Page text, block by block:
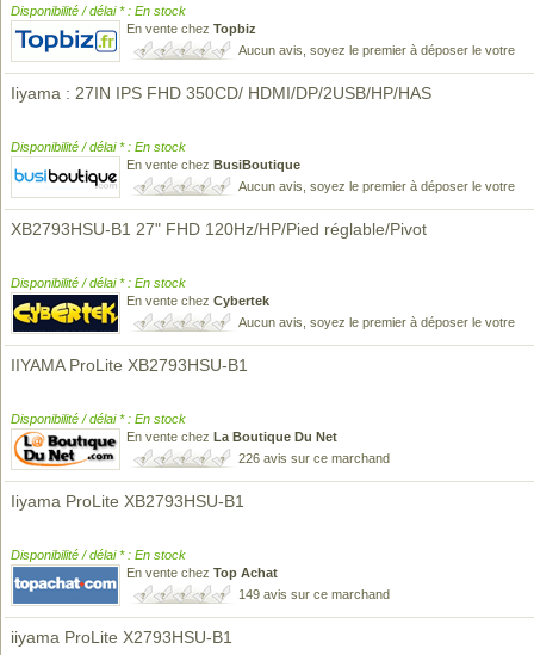
Disponibilité / délai * : En stock
En vente chez Topbiz
Aucun avis, soyez le premier à déposer le votre
Iiyama : 27IN IPS FHD 350CD/ HDMI/DP/2USB/HP/HAS
Disponibilité / délai * : En stock
En vente chez BusiBoutique
Aucun avis, soyez le premier à déposer le votre
XB2793HSU-B1 27" FHD 120Hz/HP/Pied réglable/Pivot
Disponibilité / délai * : En stock
En vente chez Cybertek
Aucun avis, soyez le premier à déposer le votre
IIYAMA ProLite XB2793HSU-B1
Disponibilité / délai * : En stock
En vente chez La Boutique Du Net
226 avis sur ce marchand
Iiyama ProLite XB2793HSU-B1
Disponibilité / délai * : En stock
En vente chez Top Achat
149 avis sur ce marchand
iiyama ProLite X2793HSU-B1